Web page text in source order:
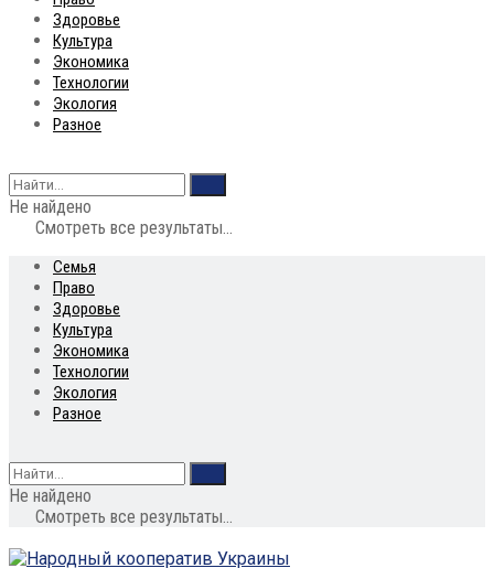
Здоровье
Культура
Экономика
Технологии
Экология
Разное
Не найдено
Смотреть все результаты...
Семья
Право
Здоровье
Культура
Экономика
Технологии
Экология
Разное
Не найдено
Смотреть все результаты...